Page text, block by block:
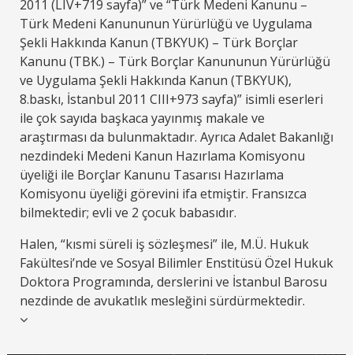
2011 (LIV+719 sayfa)” ve “Türk Medeni Kanunu –
Türk Medeni Kanununun Yürürlüğü ve Uygulama
Şekli Hakkında Kanun (TBKYUK) – Türk Borçlar
Kanunu (TBK.) – Türk Borçlar Kanununun Yürürlüğü
ve Uygulama Şekli Hakkında Kanun (TBKYUK),
8.baskı, İstanbul 2011 CIII+973 sayfa)” isimli eserleri
ile çok sayıda başkaca yayınmış makale ve
araştırması da bulunmaktadır. Ayrıca Adalet Bakanlığı
nezdindeki Medeni Kanun Hazırlama Komisyonu
üyeliği ile Borçlar Kanunu Tasarısı Hazırlama
Komisyonu üyeliği görevini ifa etmiştir. Fransızca
bilmektedir; evli ve 2 çocuk babasıdır.
Halen, “kısmi süreli iş sözleşmesi” ile, M.Ü. Hukuk
Fakültesi’nde ve Sosyal Bilimler Enstitüsü Özel Hukuk
Doktora Programında, derslerini ve İstanbul Barosu
nezdinde de avukatlık mesleğini sürdürmektedir.